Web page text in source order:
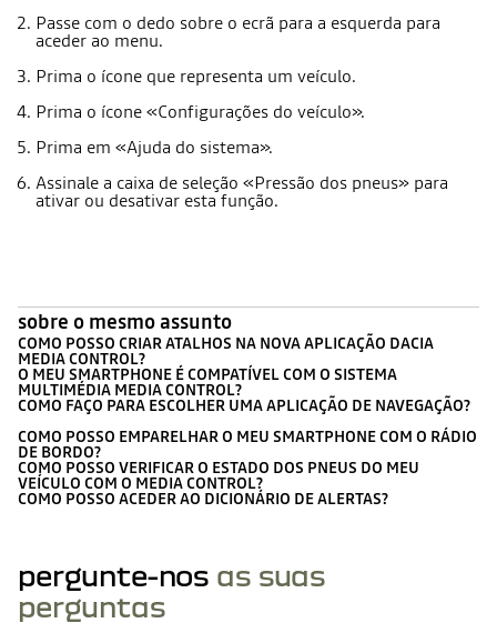
Passe com o dedo sobre o ecrã para a esquerda para
aceder ao menu.
Prima o ícone que representa um veículo.
Prima o ícone «Configurações do veículo».
Prima em «Ajuda do sistema».
Assinale a caixa de seleção «Pressão dos pneus» para
ativar ou desativar esta função.
sobre o mesmo assunto
COMO POSSO CRIAR ATALHOS NA NOVA APLICAÇÃO DACIA
MEDIA CONTROL?
O MEU SMARTPHONE É COMPATÍVEL COM O SISTEMA
MULTIMÉDIA MEDIA CONTROL?
COMO FAÇO PARA ESCOLHER UMA APLICAÇÃO DE NAVEGAÇÃO?
COMO POSSO EMPARELHAR O MEU SMARTPHONE COM O RÁDIO
DE BORDO?
COMO POSSO VERIFICAR O ESTADO DOS PNEUS DO MEU
VEÍCULO COM O MEDIA CONTROL?
COMO POSSO ACEDER AO DICIONÁRIO DE ALERTAS?
pergunte-nos as suas
perguntas